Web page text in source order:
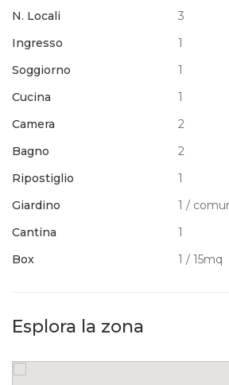
N. Locali
3
Ingresso
1
Soggiorno
1
Cucina
1
Camera
2
Bagno
2
Ripostiglio
1
Giardino
1 /
Cantina
1
Box
1 / 15mq
Esplora la zona